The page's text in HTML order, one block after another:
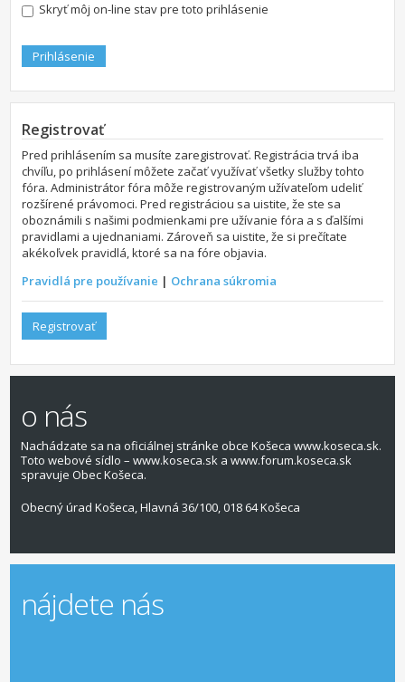
Skryť môj on-line stav pre toto prihlásenie
Registrovať
Pred prihlásením sa musíte zaregistrovať. Registrácia trvá iba
chvíľu, po prihlásení môžete začať využívať všetky služby tohto
fóra. Administrátor fóra môže registrovaným užívateľom udeliť
rozšírené právomoci. Pred registráciou sa uistite, že ste sa
oboznámili s našimi podmienkami pre užívanie fóra a s ďalšími
pravidlami a ujednaniami. Zároveň sa uistite, že si prečítate
akékoľvek pravidlá, ktoré sa na fóre objavia.
Pravidlá pre používanie | Ochrana súkromia
Registrovať
o nás
Nachádzate sa na oficiálnej stránke obce Košeca www.koseca.sk.
Toto webové sídlo – www.koseca.sk a www.forum.koseca.sk
spravuje Obec Košeca.
Obecný úrad Košeca, Hlavná 36/100, 018 64 Košeca
nájdete nás